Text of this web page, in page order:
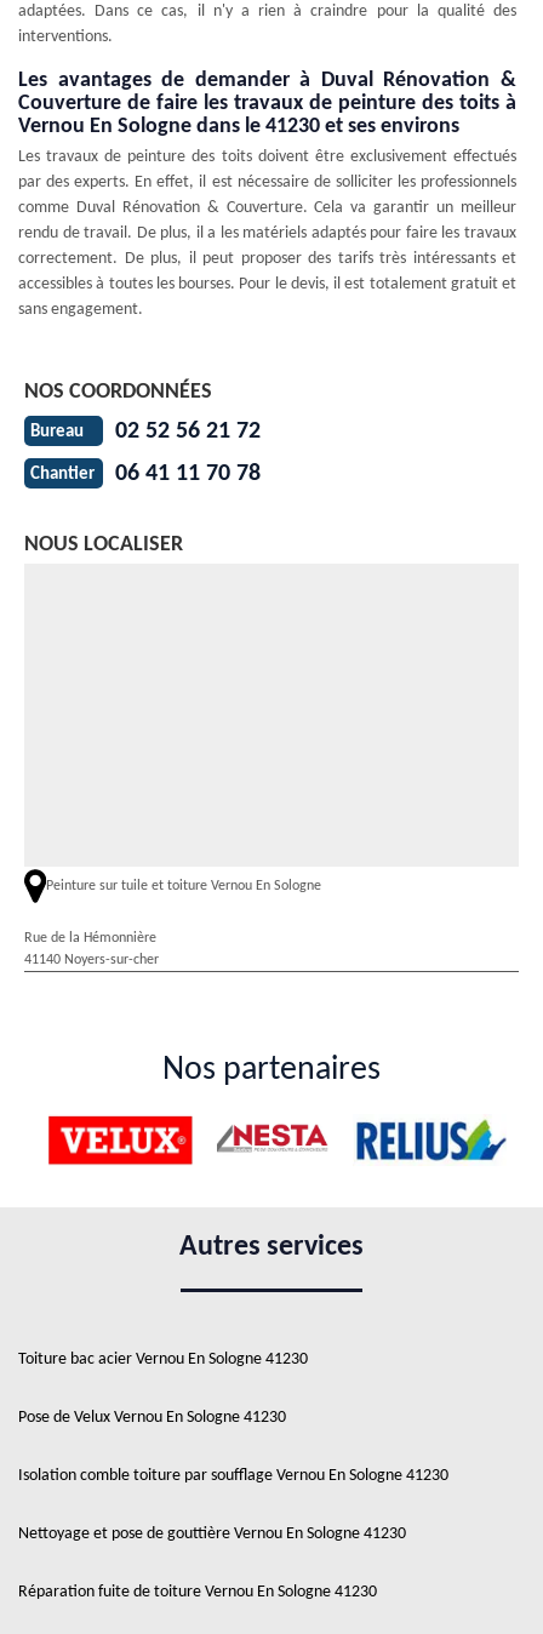
adaptées. Dans ce cas, il n'y a rien à craindre pour la qualité des
interventions.
Les avantages de demander à Duval Rénovation &
Couverture de faire les travaux de peinture des toits à
Vernou En Sologne dans le 41230 et ses environs
Les travaux de peinture des toits doivent être exclusivement effectués
par des experts. En effet, il est nécessaire de solliciter les professionnels
comme Duval Rénovation & Couverture. Cela va garantir un meilleur
rendu de travail. De plus, il a les matériels adaptés pour faire les travaux
correctement. De plus, il peut proposer des tarifs très intéressants et
accessibles à toutes les bourses. Pour le devis, il est totalement gratuit et
sans engagement.
NOS COORDONNÉES
Bureau 02 52 56 21 72
Chantier 06 41 11 70 78
NOUS LOCALISER
Peinture sur tuile et toiture Vernou En Sologne
Rue de la Hémonnière
41140 Noyers-sur-cher
Nos partenaires
Autres services
Toiture bac acier Vernou En Sologne 41230
Pose de Velux Vernou En Sologne 41230
Isolation comble toiture par soufflage Vernou En Sologne 41230
Nettoyage et pose de gouttière Vernou En Sologne 41230
Réparation fuite de toiture Vernou En Sologne 41230